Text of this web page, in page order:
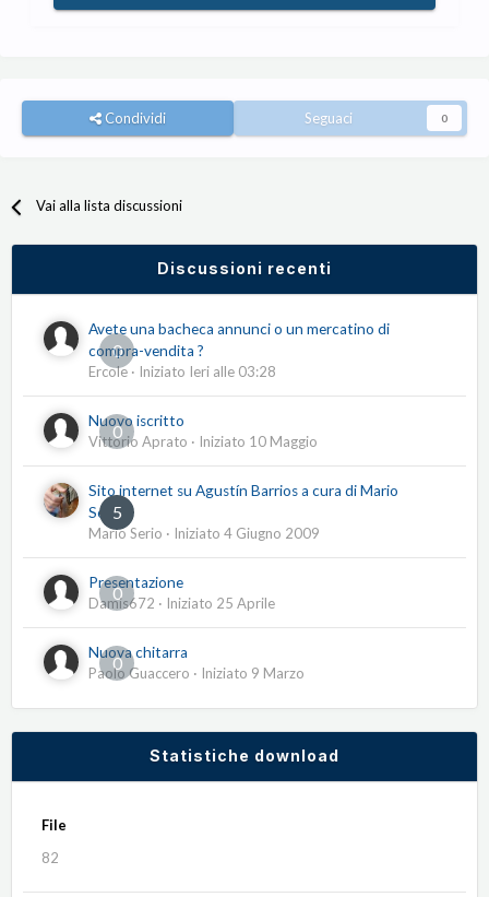
Condividi Seguaci 0
Vai alla lista discussioni
Discussioni recenti
0
Avete una bacheca annunci o un mercatino di
compra-vendita ?
Ercole · Iniziato Ieri alle 03:28
0
Nuovo iscritto
Vittorio Aprato · Iniziato 10 Maggio
5
Sito internet su Agustín Barrios a cura di Mario
Serio
Mario Serio · Iniziato 4 Giugno 2009
0
Presentazione
Damis672 · Iniziato 25 Aprile
0
Nuova chitarra
Paolo Guaccero · Iniziato 9 Marzo
Statistiche download
File
82